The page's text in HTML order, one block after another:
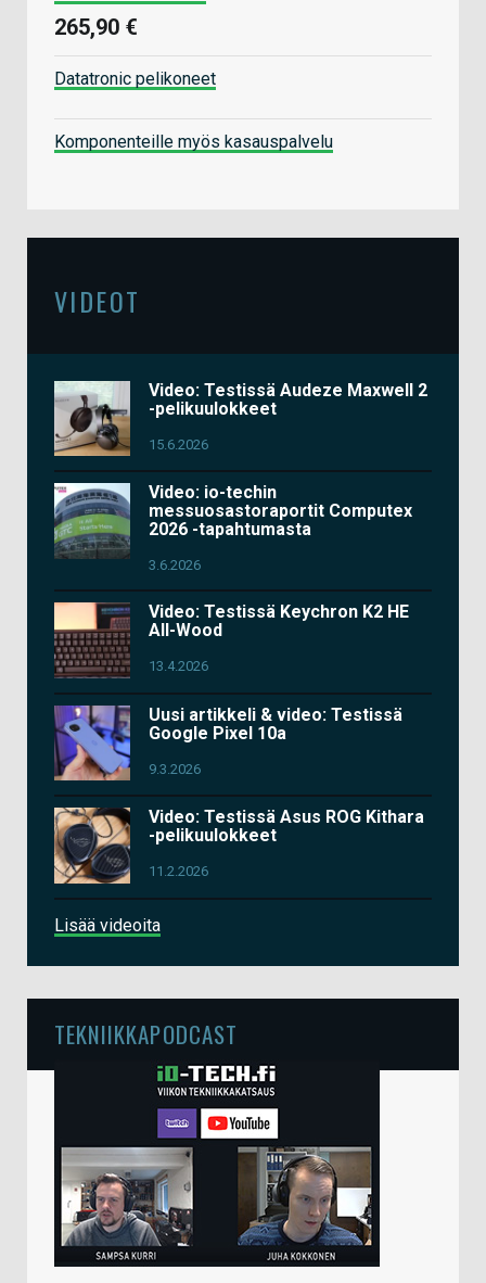
265,90 €
Datatronic pelikoneet
Komponenteille myös kasauspalvelu
VIDEOT
Video: Testissä Audeze Maxwell 2
-pelikuulokkeet
15.6.2026
Video: io-techin
messuosastoraportit Computex
2026 -tapahtumasta
3.6.2026
Video: Testissä Keychron K2 HE
All-Wood
13.4.2026
Uusi artikkeli & video: Testissä
Google Pixel 10a
9.3.2026
Video: Testissä Asus ROG Kithara
-pelikuulokkeet
11.2.2026
Lisää videoita
TEKNIIKKAPODCAST